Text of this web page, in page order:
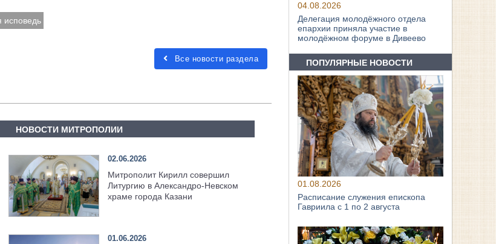
исповедь
Все новости раздела
НОВОСТИ МИТРОПОЛИИ
02.06.2026
Митрополит Кирилл совершил
Литургию в Александро-Невском
храме города Казани
01.06.2026
04.08.2026
Делегация молодёжного отдела
епархии приняла участие в
молодёжном форуме в Дивеево
ПОПУЛЯРНЫЕ НОВОСТИ
01.08.2026
Расписание служения епископа
Гавриила с 1 по 2 августа